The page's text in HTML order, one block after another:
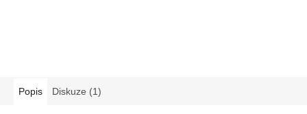
Popis Diskuze (1)